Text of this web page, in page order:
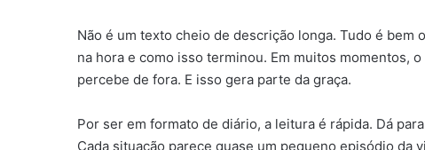
Não é um texto cheio de descrição longa. Tudo é
na hora e como isso terminou. Em muitos momentos,
percebe de fora. E isso gera parte da graça.
Por ser em formato de diário, a leitura é rápida. Dá
Cada situação parece quase um pequeno episódio da